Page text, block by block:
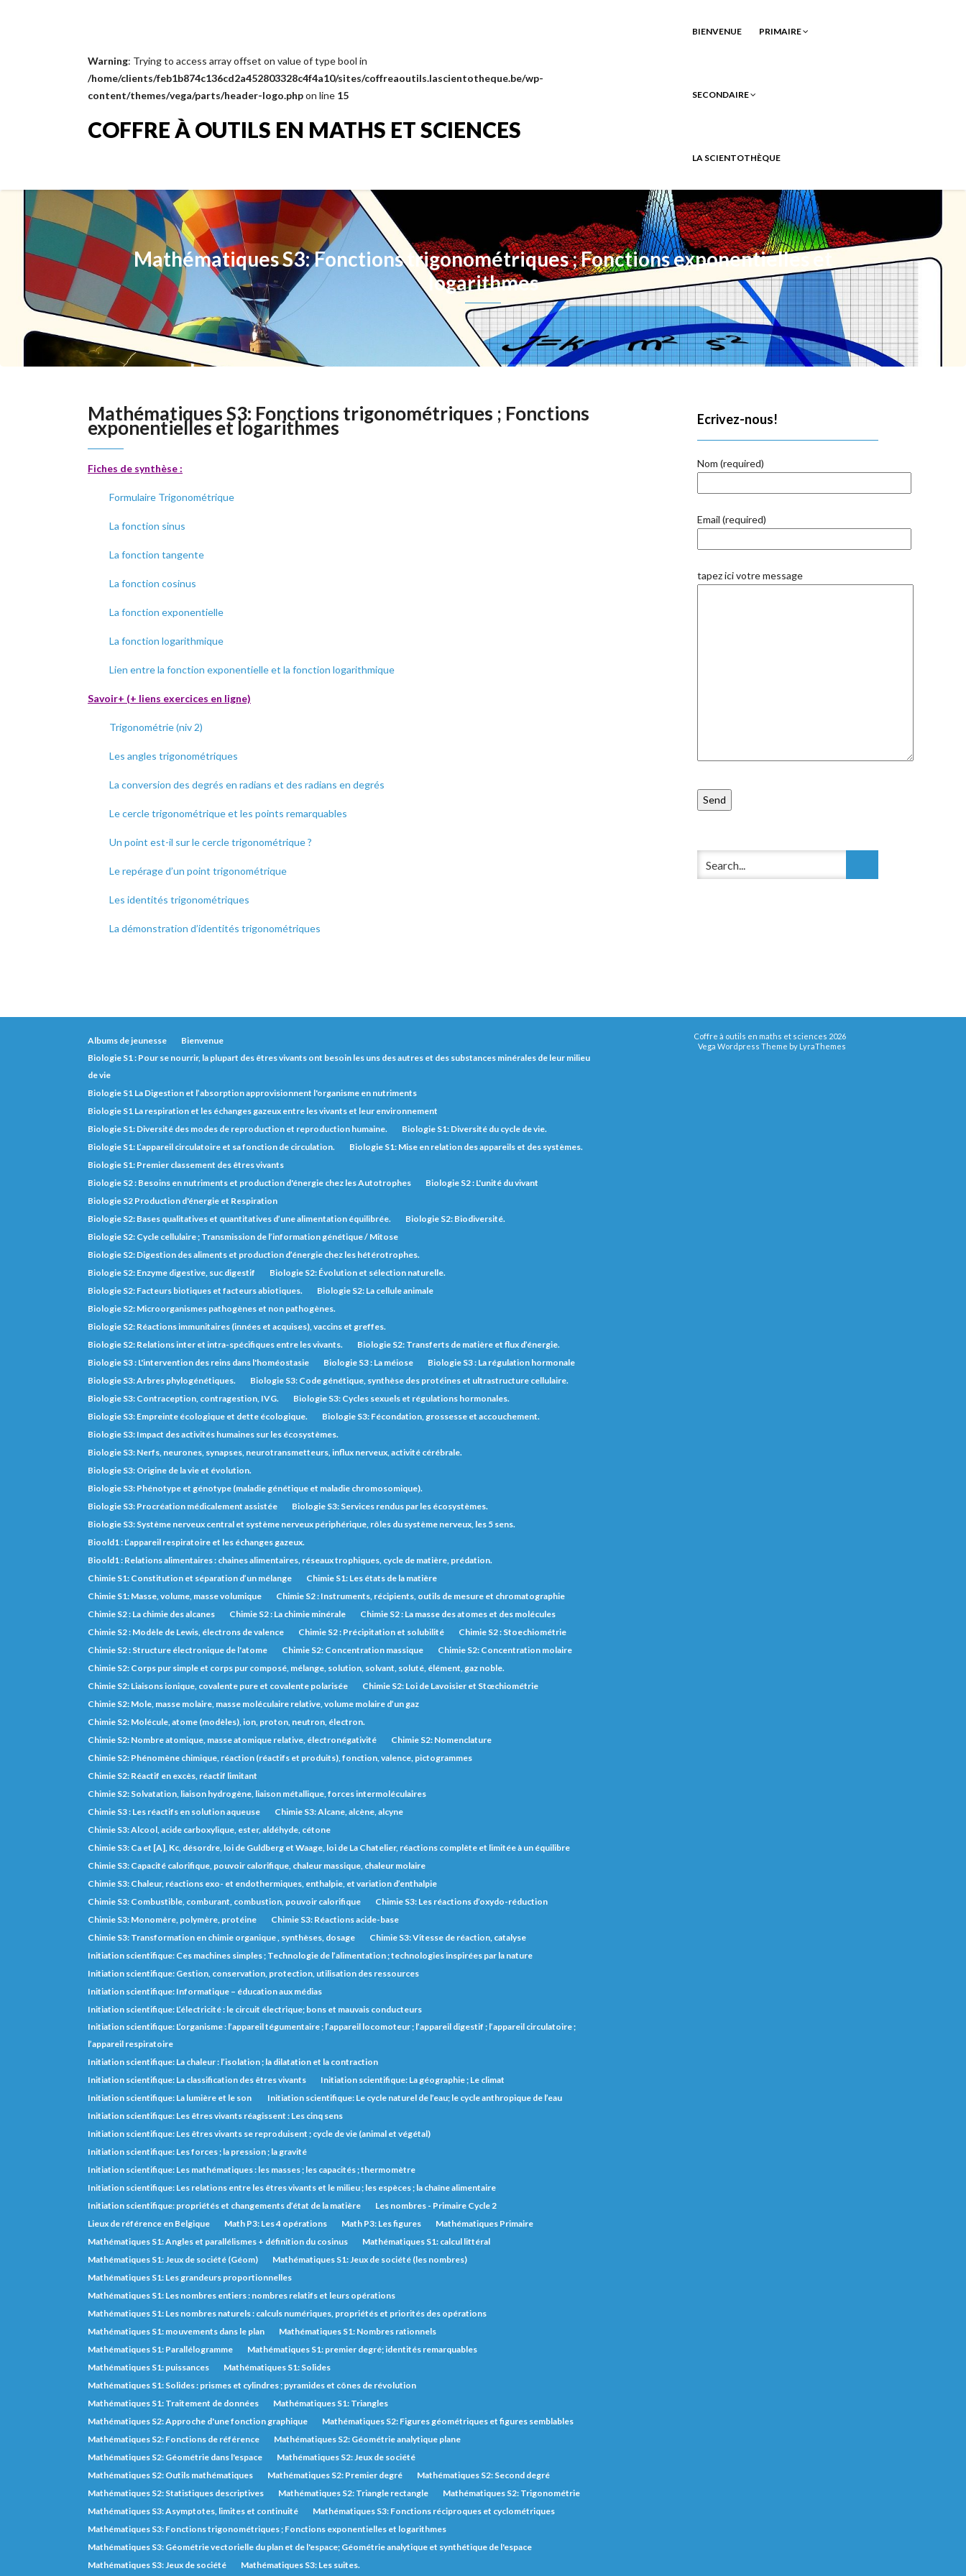
Warning: Trying to access array offset on value of type bool in
/home/clients/feb1b874c136cd2a452803328c4f4a10/sites/coffreaoutils.lascientotheque.be/wp-
content/themes/vega/parts/header-logo.phpon line 15
COFFRE À OUTILS EN MATHS ET SCIENCES
BIENVENUE PRIMAIRE
SECONDAIRE
LA SCIENTOTHÈQUE
Mathématiques S3: Fonctions trigonométriques ; Fonctions exponentielles et
logarithmes
Mathématiques S3: Fonctions trigonométriques ; Fonctions
exponentielles et logarithmes
Fiches de synthèse :
Formulaire Trigonométrique
La fonction sinus
La fonction tangente
La fonction cosinus
La fonction exponentielle
La fonction logarithmique
Lien entre la fonction exponentielle et la fonction logarithmique
Savoir+ (+ liens exercices en ligne)
Trigonométrie (niv 2)
Les angles trigonométriques
La conversion des degrés en radians et des radians en degrés
Le cercle trigonométrique et les points remarquables
Un point est-il sur le cercle trigonométrique ?
Le repérage d’un point trigonométrique
Les identités trigonométriques
La démonstration d’identités trigonométriques
Ecrivez-nous!
Nom (required)
Email (required)
tapez ici votre message
Albums de jeunesse
Bienvenue
Biologie S1 : Pour se nourrir, la plupart des êtres vivants ont besoin les uns des autres et des substances minérales de leur milieu
de vie
Biologie S1 La Digestion et l’absorption approvisionnent l'organisme en nutriments
Biologie S1 La respiration et les échanges gazeux entre les vivants et leur environnement
Biologie S1: Diversité des modes de reproduction et reproduction humaine.
Biologie S1: Diversité du cycle de vie.
Biologie S1: L’appareil circulatoire et sa fonction de circulation.
Biologie S1: Mise en relation des appareils et des systèmes.
Biologie S1: Premier classement des êtres vivants
Biologie S2 : Besoins en nutriments et production d'énergie chez les Autotrophes
Biologie S2 : L'unité du vivant
Biologie S2 Production d'énergie et Respiration
Biologie S2: Bases qualitatives et quantitatives d’une alimentation équilibrée.
Biologie S2: Biodiversité.
Biologie S2: Cycle cellulaire ; Transmission de l’information génétique / Mitose
Biologie S2: Digestion des aliments et production d’énergie chez les hétérotrophes.
Biologie S2: Enzyme digestive, suc digestif
Biologie S2: Évolution et sélection naturelle.
Biologie S2: Facteurs biotiques et facteurs abiotiques.
Biologie S2: La cellule animale
Biologie S2: Microorganismes pathogènes et non pathogènes.
Biologie S2: Réactions immunitaires (innées et acquises), vaccins et greffes.
Biologie S2: Relations inter et intra-spécifiques entre les vivants.
Biologie S2: Transferts de matière et flux d’énergie.
Biologie S3 : L'intervention des reins dans l'homéostasie
Biologie S3 : La méiose
Biologie S3 : La régulation hormonale
Biologie S3: Arbres phylogénétiques.
Biologie S3: Code génétique, synthèse des protéines et ultrastructure cellulaire.
Biologie S3: Contraception, contragestion, IVG.
Biologie S3: Cycles sexuels et régulations hormonales.
Biologie S3: Empreinte écologique et dette écologique.
Biologie S3: Fécondation, grossesse et accouchement.
Biologie S3: Impact des activités humaines sur les écosystèmes.
Biologie S3: Nerfs, neurones, synapses, neurotransmetteurs, influx nerveux, activité cérébrale.
Biologie S3: Origine de la vie et évolution.
Biologie S3: Phénotype et génotype (maladie génétique et maladie chromosomique).
Biologie S3: Procréation médicalement assistée
Biologie S3: Services rendus par les écosystèmes.
Biologie S3: Système nerveux central et système nerveux périphérique, rôles du système nerveux, les 5 sens.
Bioold1 : L’appareil respiratoire et les échanges gazeux.
Bioold1 : Relations alimentaires : chaines alimentaires, réseaux trophiques, cycle de matière, prédation.
Chimie S1: Constitution et séparation d’un mélange
Chimie S1: Les états de la matière
Chimie S1: Masse, volume, masse volumique
Chimie S2 : Instruments, récipients, outils de mesure et chromatographie
Chimie S2 : La chimie des alcanes
Chimie S2 : La chimie minérale
Chimie S2 : La masse des atomes et des molécules
Chimie S2 : Modèle de Lewis, électrons de valence
Chimie S2 : Précipitation et solubilité
Chimie S2 : Stoechiométrie
Chimie S2 : Structure électronique de l'atome
Chimie S2: Concentration massique
Chimie S2: Concentration molaire
Chimie S2: Corps pur simple et corps pur composé, mélange, solution, solvant, soluté, élément, gaz noble.
Chimie S2: Liaisons ionique, covalente pure et covalente polarisée
Chimie S2: Loi de Lavoisier et Stœchiométrie
Chimie S2: Mole, masse molaire, masse moléculaire relative, volume molaire d’un gaz
Chimie S2: Molécule, atome (modèles), ion, proton, neutron, électron.
Chimie S2: Nombre atomique, masse atomique relative, électronégativité
Chimie S2: Nomenclature
Chimie S2: Phénomène chimique, réaction (réactifs et produits), fonction, valence, pictogrammes
Chimie S2: Réactif en excès, réactif limitant
Chimie S2: Solvatation, liaison hydrogène, liaison métallique, forces intermoléculaires
Chimie S3 : Les réactifs en solution aqueuse
Chimie S3: Alcane, alcène, alcyne
Chimie S3: Alcool, acide carboxylique, ester, aldéhyde, cétone
Chimie S3: Ca et [A], Kc, désordre, loi de Guldberg et Waage, loi de La Chatelier, réactions complète et limitée à un équilibre
Chimie S3: Capacité calorifique, pouvoir calorifique, chaleur massique, chaleur molaire
Chimie S3: Chaleur, réactions exo- et endothermiques, enthalpie, et variation d’enthalpie
Chimie S3: Combustible, comburant, combustion, pouvoir calorifique
Chimie S3: Les réactions d’oxydo-réduction
Chimie S3: Monomère, polymère, protéine
Chimie S3: Réactions acide-base
Chimie S3: Transformation en chimie organique , synthèses, dosage
Chimie S3: Vitesse de réaction, catalyse
Initiation scientifique: Ces machines simples ; Technologie de l’alimentation ; technologies inspirées par la nature
Initiation scientifique: Gestion, conservation, protection, utilisation des ressources
Initiation scientifique: Informatique – éducation aux médias
Initiation scientifique: L’électricité : le circuit électrique; bons et mauvais conducteurs
Initiation scientifique: L’organisme : l’appareil tégumentaire ; l’appareil locomoteur ; l’appareil digestif ; l’appareil circulatoire ;
l’appareil respiratoire
Initiation scientifique: La chaleur : l’isolation ; la dilatation et la contraction
Initiation scientifique: La classification des êtres vivants
Initiation scientifique: La géographie ; Le climat
Initiation scientifique: La lumière et le son
Initiation scientifique: Le cycle naturel de l’eau; le cycle anthropique de l’eau
Initiation scientifique: Les êtres vivants réagissent : Les cinq sens
Initiation scientifique: Les êtres vivants se reproduisent ; cycle de vie (animal et végétal)
Initiation scientifique: Les forces ; la pression ; la gravité
Initiation scientifique: Les mathématiques : les masses ; les capacités ; thermomètre
Initiation scientifique: Les relations entre les êtres vivants et le milieu ; les espèces ; la chaîne alimentaire
Initiation scientifique: propriétés et changements d’état de la matière
Les nombres - Primaire Cycle 2
Lieux de référence en Belgique
Math P3: Les 4 opérations Math P3: Les figures
Mathématiques Primaire
Mathématiques S1: Angles et parallélismes + définition du cosinus
Mathématiques S1: calcul littéral
Mathématiques S1: Jeux de société (Géom)
Mathématiques S1: Jeux de société (les nombres)
Mathématiques S1: Les grandeurs proportionnelles
Mathématiques S1: Les nombres entiers : nombres relatifs et leurs opérations
Mathématiques S1: Les nombres naturels : calculs numériques, propriétés et priorités des opérations
Mathématiques S1: mouvements dans le plan
Mathématiques S1: Nombres rationnels
Mathématiques S1: Parallélogramme
Mathématiques S1: premier degré; identités remarquables
Mathématiques S1: puissances
Mathématiques S1: Solides
Mathématiques S1: Solides : prismes et cylindres ; pyramides et cônes de révolution
Mathématiques S1: Traitement de données
Mathématiques S1: Triangles
Mathématiques S2: Approche d'une fonction graphique
Mathématiques S2: Figures géométriques et figures semblables
Mathématiques S2: Fonctions de référence
Mathématiques S2: Géométrie analytique plane
Mathématiques S2: Géométrie dans l'espace
Mathématiques S2: Jeux de société
Mathématiques S2: Outils mathématiques
Mathématiques S2: Premier degré
Mathématiques S2: Second degré
Mathématiques S2: Statistiques descriptives
Mathématiques S2: Triangle rectangle
Mathématiques S2: Trigonométrie
Mathématiques S3: Asymptotes, limites et continuité
Mathématiques S3: Fonctions réciproques et cyclométriques
Mathématiques S3: Fonctions trigonométriques ; Fonctions exponentielles et logarithmes
Mathématiques S3: Géométrie vectorielle du plan et de l'espace; Géométrie analytique et synthétique de l'espace
Mathématiques S3: Jeux de société
Mathématiques S3: Les suites.
Coffre à outils en maths et sciences 2026
Vega Wordpress Theme by LyraThemes